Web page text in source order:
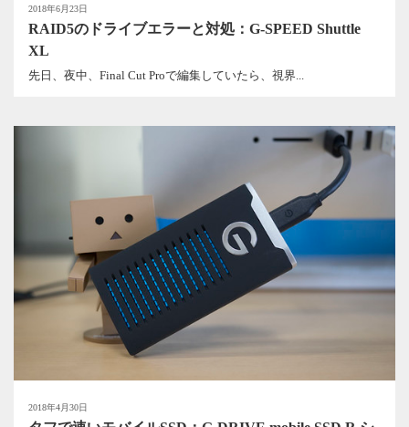
2018年6月23日
RAID5のドライブエラーと対処：G-SPEED Shuttle
XL
先日、夜中、Final Cut Proで編集していたら、視界...
2018年4月30日